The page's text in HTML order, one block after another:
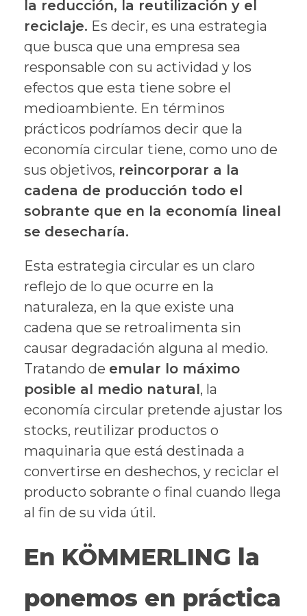
la reducción, la reutilización y el
reciclaje. Es decir, es una estrategia
que busca que una empresa sea
responsable con su actividad y los
efectos que esta tiene sobre el
medioambiente. En términos
prácticos podríamos decir que la
economía circular tiene, como uno de
sus objetivos, reincorporar a la
cadena de producción todo el
sobrante que en la economía lineal
se desecharía.
Esta estrategia circular es un claro
reflejo de lo que ocurre en la
naturaleza, en la que existe una
cadena que se retroalimenta sin
causar degradación alguna al medio.
Tratando de emular lo máximo
posible al medio natural, la
economía circular pretende ajustar los
stocks, reutilizar productos o
maquinaria que está destinada a
convertirse en deshechos, y reciclar el
producto sobrante o final cuando llega
al fin de su vida útil.
En KÖMMERLING la
ponemos en práctica